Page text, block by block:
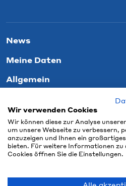
News
Meine Daten
Allgemein
Wir verwenden Cookies
Wir können diese zur Analyse
um unsere Webseite zu verbessern,
anzuzeigen und Ihnen ein
bieten. Für weitere Informationen zu
Cookies öffnen Sie die Einstellungen.